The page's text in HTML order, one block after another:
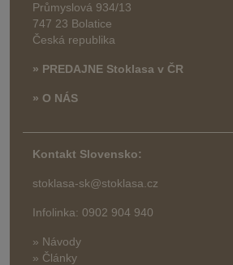
Průmyslová 934/13
747 23 Bolatice
Česká republika
» PREDAJNE Stoklasa v ČR
» O NÁS
Kontakt Slovensko:
stoklasa-sk@stoklasa.cz
Infolinka: 0902 904 940
» Návody
» Články